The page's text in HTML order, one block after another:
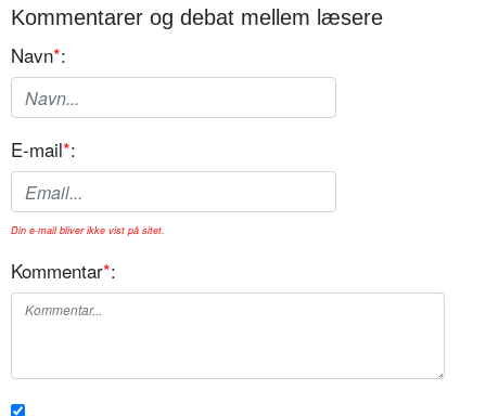
Kommentarer og debat mellem læsere
Navn*:
E-mail*:
Din e-mail bliver ikke vist på sitet.
Kommentar*: